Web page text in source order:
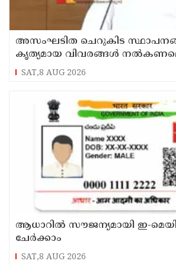
അസംഘടിത ചെറുകിട
കൃത്യമായ വിവരങ്ങൾ
വി ഡി സതീശൻ
SAT,8 AUG 2026
ആധാറിൽ സൗജന്യമായി ഇ-
ചേർക്കാം
SAT,8 AUG 2026